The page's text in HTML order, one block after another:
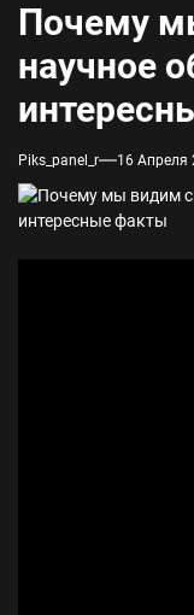
Почему
научное
Piks_panel_r 16 Апреля